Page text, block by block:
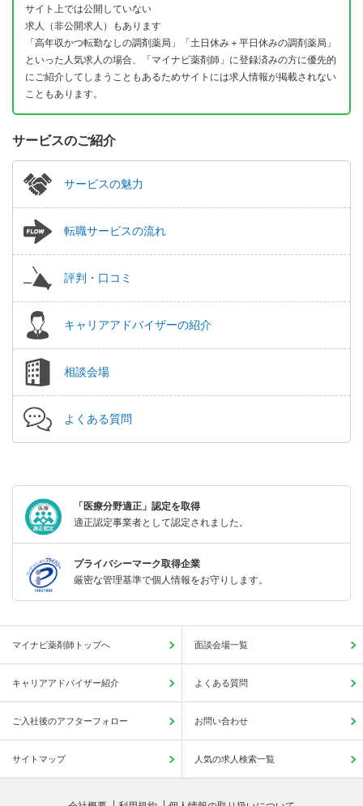
サイト上では公開していない
求人（非公開求人）もあります
「高年収かつ転勤なしの調剤薬局」「土日休み＋平日休みの調剤薬局」
といった人気求人の場合、「マイナビ薬剤師」に登録済みの方に優先的
にご紹介してしまうこともあるためサイトには求人情報が掲載されない
こともあります。
サービスのご紹介
サービスの魅力
転職サービスの流れ
評判・口コミ
キャリアアドバイザーの紹介
相談会場
よくある質問
「医療分野適正」認定を取得
適正認定事業者として認定されました。
プライバシーマーク取得企業
厳密な管理基準で個人情報をお守りします。
マイナビ薬剤師トップへ 面談会場一覧
キャリアアドバイザー紹介 よくある質問
ご入社後のアフターフォロー お問い合わせ
サイトマップ 人気の求人検索一覧